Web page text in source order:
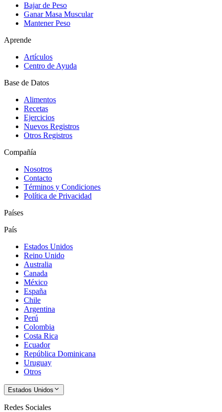
Bajar de Peso
Ganar Masa Muscular
Mantener Peso
Aprende
Artículos
Centro de Ayuda
Base de Datos
Alimentos
Recetas
Ejercicios
Nuevos Registros
Otros Registros
Compañía
Nosotros
Contacto
Términos y Condiciones
Política de Privacidad
Países
País
Estados Unidos
Reino Unido
Australia
Canada
México
España
Chile
Argentina
Perú
Colombia
Costa Rica
Ecuador
República Dominicana
Uruguay
Otros
Estados Unidos
Redes Sociales